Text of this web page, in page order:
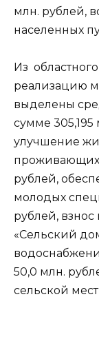
млн. рублей,
населенных
Из
реализацию
выделены
сумме 305,195
улучшение
проживающих
рублей,
молодых
рублей,
«Сельский
50,0 млн.
сельской